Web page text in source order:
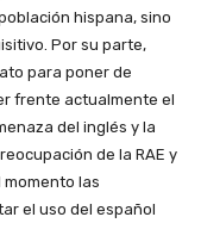
hispana, sino
Por su parte,
para poner de
frente actualmente el
del inglés y la
de la RAE y
las
el uso del español